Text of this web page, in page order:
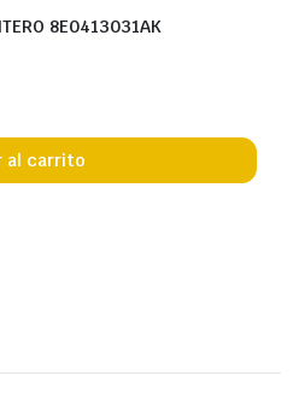
8E0413031AK
al carrito